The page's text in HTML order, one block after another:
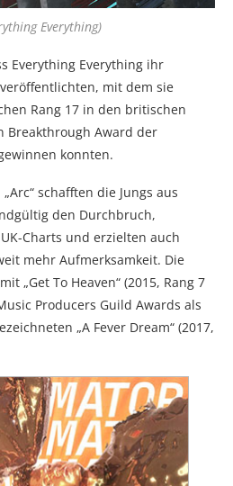
Everything)
Everything Everything ihr
mit dem sie
Rang 17 in den britischen
Breakthrough Award der
konnten.
schafften die Jungs aus
den Durchbruch,
Charts und erzielten auch
mehr Aufmerksamkeit. Die
„Get To Heaven“ (2015, Rang 7
Producers Guild Awards als
„A Fever Dream“ (2017,